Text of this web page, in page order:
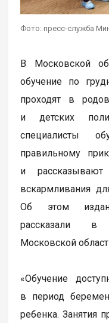
Фото: пресс-служба
В Московской
обучение по
проходят в
и детских
специалисты
правильному
и рассказывают
вскармливания
Об этом
рассказали в
Московской
«Обучение
в период
ребенка. Занятия